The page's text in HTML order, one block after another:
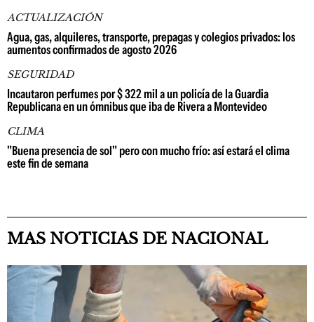
ACTUALIZACIÓN
Agua, gas, alquileres, transporte, prepagas y colegios privados: los
aumentos confirmados de agosto 2026
SEGURIDAD
Incautaron perfumes por $ 322 mil a un policía de la Guardia
Republicana en un ómnibus que iba de Rivera a Montevideo
CLIMA
"Buena presencia de sol" pero con mucho frío: así estará el clima
este fin de semana
MAS NOTICIAS DE NACIONAL